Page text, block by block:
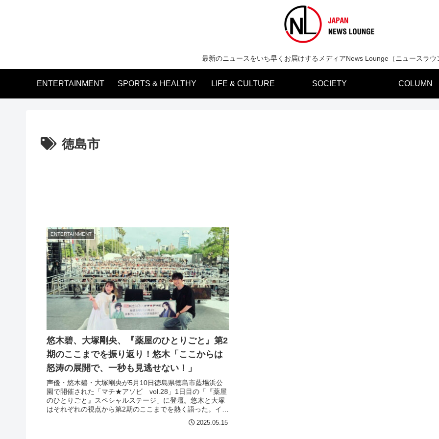
最新のニュースをいち早くお届けするメディアNews Lounge（ニュースラウ
ENTERTAINMENT SPORTS & HEALTHY LIFE & CULTURE SOCIETY COLUMN
徳島市
ENTERTAINMENT
悠木碧、大塚剛央、『薬屋のひとりごと』第2
期のここまでを振り返り！悠木「ここからは
怒涛の展開で、一秒も見逃せない！」
声優・悠木碧・大塚剛央が5月10日徳島県徳島市藍場浜公
園で開催された「マチ★アソビ vol.28」1日目の「『薬屋
のひとりごと』スペシャルステージ」に登壇。悠木と大塚
はそれぞれの視点から第2期のここまでを熱く語った。イベ
2025.05.15